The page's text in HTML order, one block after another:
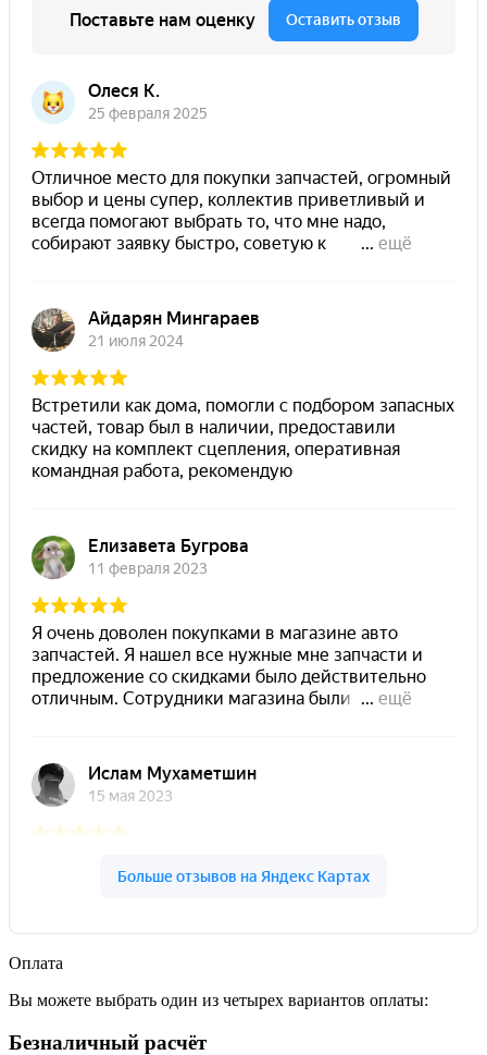
Оплата
Вы можете выбрать один из четырех вариантов оплаты:
Безналичный расчёт